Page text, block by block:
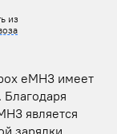
из
eMH3 имеет
является